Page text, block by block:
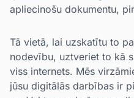
apliecinošu dokumentu,
Tā vietā, lai uzskatītu to
nodevību, uztveriet to kā
viss internets. Mēs
jūsu digitālās darbības ir